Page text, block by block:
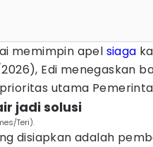
memimpin apel siaga
Edi menegaskan
utama
jadi solusi
Teri).
disiapkan adalah